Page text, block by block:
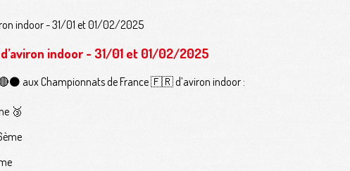
indoor - 31/01 et 01/02/2025
aux Championnats de France 🇫🇷 d’aviron indoor :
🥉